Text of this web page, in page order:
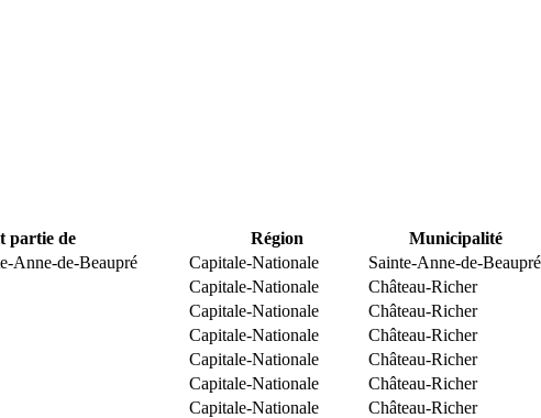
partie de Région Municipalité
Anne-de-Beaupré Capitale-Nationale
Sainte-Anne-de-Beaupré
Capitale-Nationale
Château-Richer
Capitale-Nationale
Château-Richer
Capitale-Nationale
Château-Richer
Capitale-Nationale
Château-Richer
Capitale-Nationale
Château-Richer
Capitale-Nationale
Château-Richer